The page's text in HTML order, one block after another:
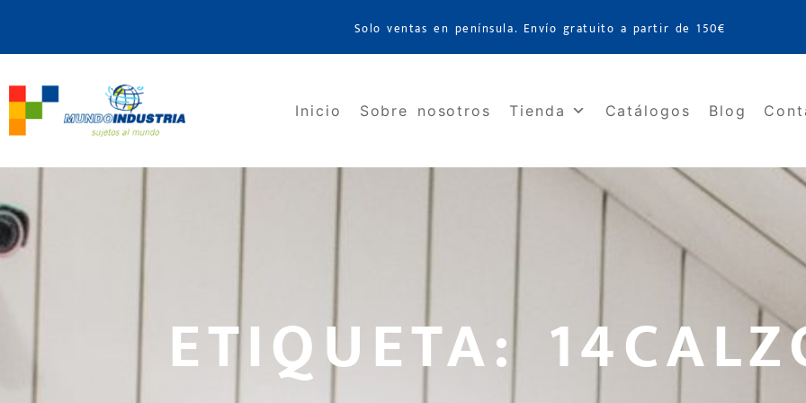
Solo ventas en península. Envío gratuito a partir de 150€
Inicio Sobre nosotros Tienda Catálogos Blog
ETIQUETA: